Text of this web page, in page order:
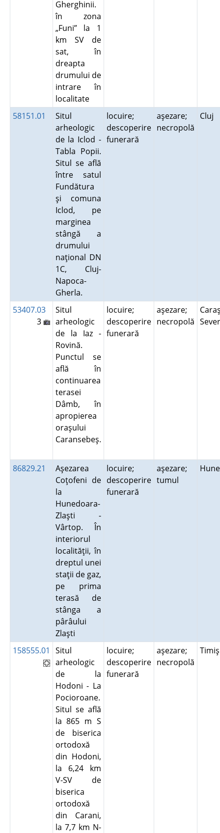
Gherghinii.
în zona
„Funi” la 1
km SV de
sat, în
dreapta
drumului de
intrare în
localitate
58151.01
Situl
arheologic
de la Iclod -
Tabla Popii.
Situl se află
între satul
Fundătura
şi comuna
Iclod, pe
marginea
stângă a
drumului
naţional DN
1C, Cluj-
Napoca-
Gherla.
locuire;
descoperire
funerară
aşezare;
necropolă
Cluj
53407.03
3
Situl
arheologic
de la Iaz -
Rovină.
Punctul se
află în
continuarea
terasei
Dâmb, în
apropierea
oraşului
Caransebeş.
locuire;
descoperire
funerară
aşezare;
necropolă
86829.21
Aşezarea
Coţofeni de
la
Hunedoara-
Zlaşti -
Vârtop. În
interiorul
localităţii, în
dreptul unei
staţii de gaz,
pe prima
terasă de
stânga a
pârâului
Zlaşti
locuire;
descoperire
funerară
aşezare;
tumul
158555.01
Situl
arheologic
de la
Hodoni - La
Pocioroane.
Situl se află
la 865 m S
de biserica
ortodoxă
din Hodoni,
la 6,24 km
V-SV de
biserica
ortodoxă
din Carani,
la 7,7 km N-
locuire;
descoperire
funerară
aşezare;
necropolă